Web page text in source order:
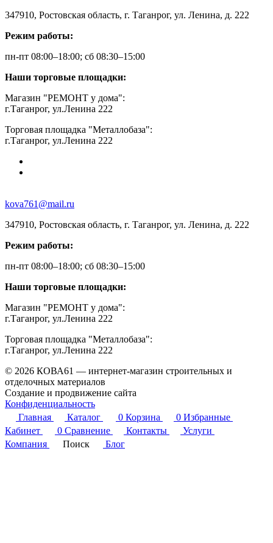
347910, Ростовская область, г. Таганрог, ул. Ленина, д. 222
Режим работы:
пн-пт 08:00–18:00; сб 08:30–15:00
Наши торговые площадки:
Магазин "РЕМОНТ у дома":
г.Таганрог, ул.Ленина 222
Торговая площадка "Металлобаза":
г.Таганрог, ул.Ленина 222
kova761@mail.ru
347910, Ростовская область, г. Таганрог, ул. Ленина, д. 222
Режим работы:
пн-пт 08:00–18:00; сб 08:30–15:00
Наши торговые площадки:
Магазин "РЕМОНТ у дома":
г.Таганрог, ул.Ленина 222
Торговая площадка "Металлобаза":
г.Таганрог, ул.Ленина 222
© 2026 КОВА61 — интернет-магазин строительных и
отделочных материалов
Создание и продвижение сайта
Конфиденциальность
Главная
Каталог 0 Корзина 0 Избранные
Кабинет
0 Сравнение Контакты
Услуги
Компания
Поиск Блог